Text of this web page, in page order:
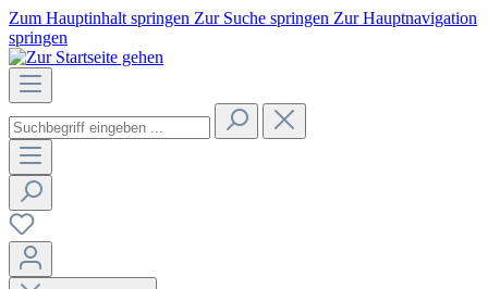
Zum Hauptinhalt springen Zur Suche springen Zur Hauptnavigation
springen